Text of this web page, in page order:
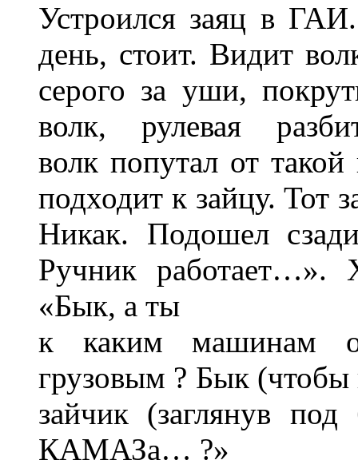
Устроился заяц в
день, стоит. Видит
серого за уши,
волк, рулевая
волк попутал от
подходит к зайцу.
Никак. Подошел
Ручник работает…».
«Бык, а ты
к каким машинам
грузовым ? Бык
зайчик (заглянув
КАМАЗа… ?»